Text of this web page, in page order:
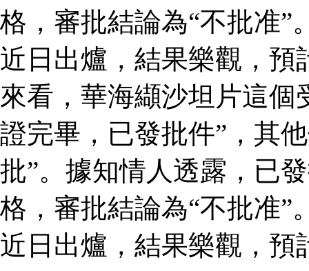
格，審批結論為“不批准”
近日出爐，結果樂觀，預
來看，華海纈沙坦片這個
證完畢，已發批件”，其
批”。據知情人透露，已
格，審批結論為“不批准”
近日出爐，結果樂觀，預